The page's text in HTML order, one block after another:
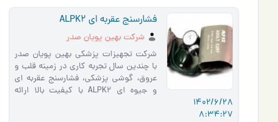
1402/6/28
8:34:27
فشارسنج عقربه ای ALPK2
شرکت بهین پویان صدر
شرکت تجهیزات پزشکی بهین پویان صدر
با چندین سال تجربه کاری در زمینه قلب و
عروق، گوشی پزشکی، فشارسنج عقربه ای
و جیوه ای ALPK2 با کیفیت بالا ارائه